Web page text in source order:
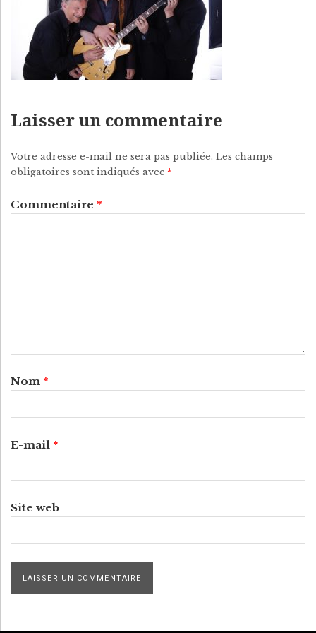
P
Y
Laisser un commentaire
Votre adresse e-mail ne sera pas publiée. Les champs
obligatoires sont indiqués avec *
Commentaire *
Nom *
E-mail *
Site web